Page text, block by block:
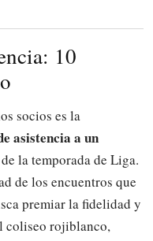
10
socios es la
asistencia a un
la temporada de Liga.
de los encuentros que
premiar la fidelidad y
coliseo rojiblanco,